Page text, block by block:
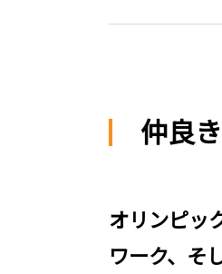
仲良
オリンピッ
ワーク、そ